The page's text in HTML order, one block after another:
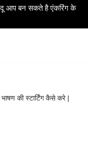
दू आप बन सकते है एंकरिंग के
की स्टार्टिंग कैसे करे |